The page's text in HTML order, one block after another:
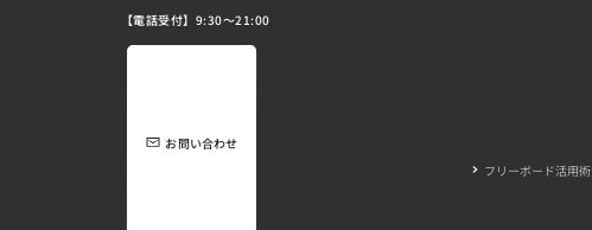
【電話受付】9:30～21:00
お問い合わせ
フリーボード活用術